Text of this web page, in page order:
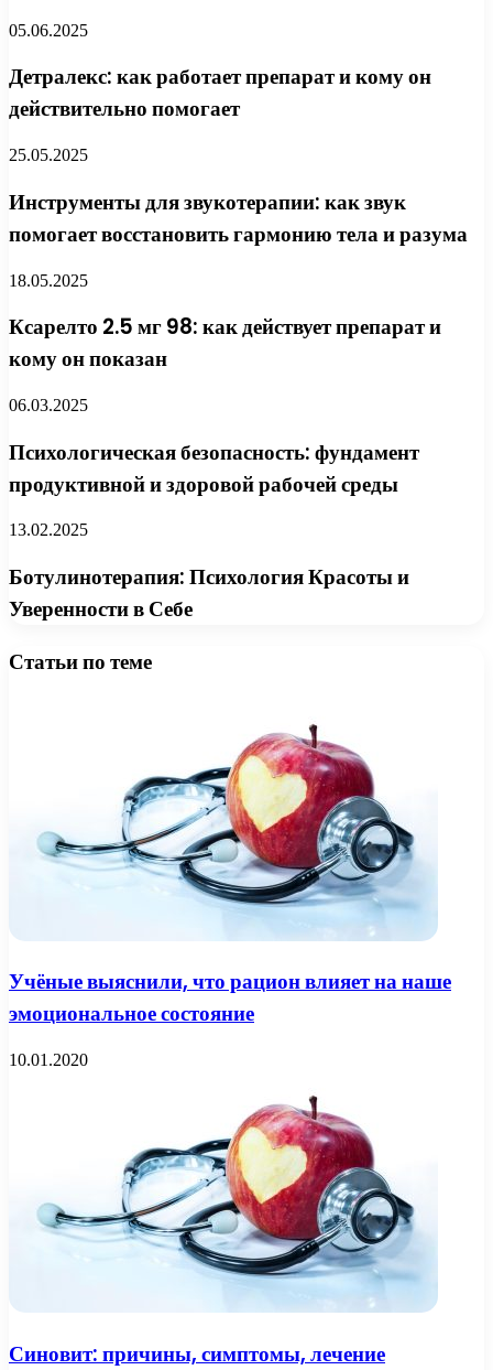
05.06.2025
Детралекс: как работает препарат и кому он
действительно помогает
25.05.2025
Инструменты для звукотерапии: как звук
помогает восстановить гармонию тела и разума
18.05.2025
Ксарелто 2.5 мг 98: как действует препарат и
кому он показан
06.03.2025
Психологическая безопасность: фундамент
продуктивной и здоровой рабочей среды
13.02.2025
Ботулинотерапия: Психология Красоты и
Уверенности в Себе
Статьи по теме
Учёные выяснили, что рацион влияет на наше
эмоциональное состояние
10.01.2020
Синовит: причины, симптомы, лечение